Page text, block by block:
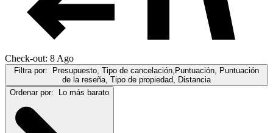
Check-out: 8 Ago
Filtra por:
Presupuesto, Tipo de cancelación,Puntuación, Puntuación
de la reseña, Tipo de propiedad, Distancia
Ordenar por:
Lo más barato